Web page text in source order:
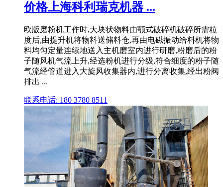
价格上海科利瑞克机器 ...
欧版磨粉机工作时,大块状物料由颚式破碎机破碎所需粒
度后,由提升机将物料送储料仓,再由电磁振动给料机将物
料均匀定量连续地送入主机磨室内进行研磨,粉磨后的粉
子随风机气流上升,经选粉机进行分级,符合细度的粉子随
气流经管道进入大旋风收集器内,进行分离收集,经出粉阀
排出 ...
联系电话: 180 3780 8511